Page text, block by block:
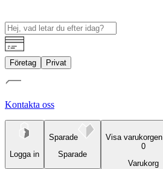
Företag Privat
Kontakta oss
Logga in
Sparade
Sparade
Visa varukorgen
0
Varukorg